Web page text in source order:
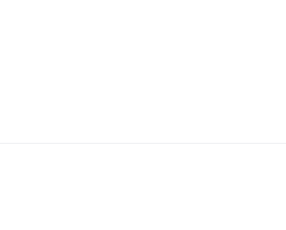
m) para pasar la noche (unos 450 metros de descenso, máximo 2.5
se decidirá una semana antes de nuestra actividad dependiendo de
aproximadamente 4 horas de caminata hacia el refugio Tete